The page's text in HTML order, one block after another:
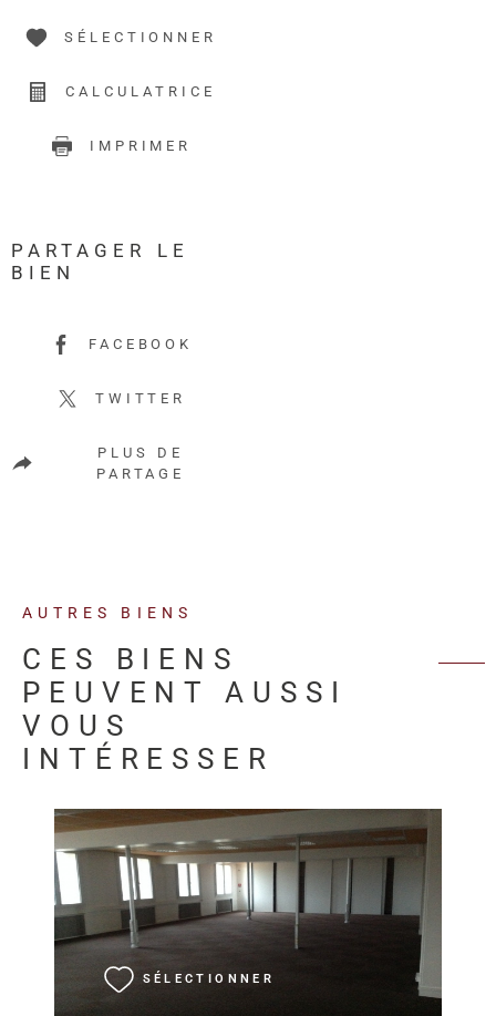
SÉLECTIONNER
CALCULATRICE
IMPRIMER
PARTAGER LE
BIEN
FACEBOOK
TWITTER
PLUS DE
PARTAGE
AUTRES BIENS
CES BIENS
PEUVENT AUSSI
VOUS
INTÉRESSER
SÉLECTIONNER
VOIR LE BIEN